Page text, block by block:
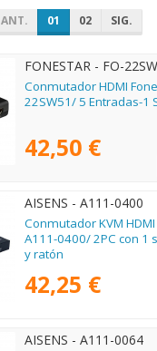
ANT. 01 02 SIG.
FONESTAR - FO-
Conmutador HDMI
22SW51/ 5 Entradas-1
42,50 €
AISENS - A111-0400
Conmutador KVM
A111-0400/ 2PC con 1
y ratón
42,25 €
AISENS - A111-0064